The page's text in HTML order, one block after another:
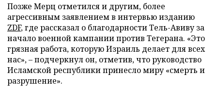
Позже Мерц отметился и другим, более
агрессивным заявлением в интервью изданию
ZDF, где рассказал о благодарности Тель-Авиву за
начало военной кампании против Тегерана. «Это
грязная работа, которую Израиль делает для всех
нас», – подчеркнул он, отметив, что руководство
Исламской республики принесло миру «смерть и
разрушение».